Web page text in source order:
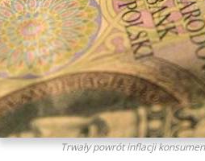
Trwały powrót inflacji